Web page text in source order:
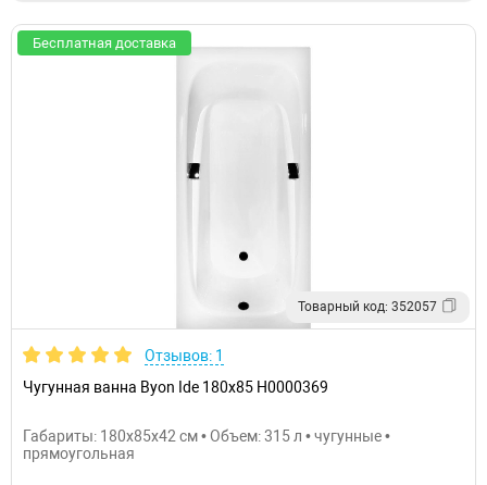
Бесплатная доставка
Товарный код: 352057
Отзывов: 1
Чугунная ванна Byon Ide 180x85 Н0000369
Габариты: 180x85x42 см • Объем: 315 л • чугунные •
прямоугольная